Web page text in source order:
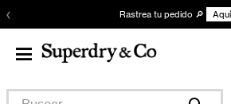
‹ Rastrea tu pedido 🔎 Aquí
Buscar